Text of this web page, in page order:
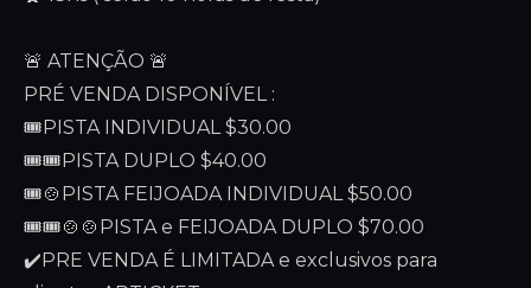
🚨 ATENÇÃO 🚨
PRÉ VENDA DISPONÍVEL :
🎟️PISTA INDIVIDUAL $30.00
🎟️🎟️PISTA DUPLO $40.00
🎟️🍲PISTA FEIJOADA INDIVIDUAL $50.00
🎟️🎟️🍲🍲PISTA e FEIJOADA DUPLO $70.00
✔️PRE VENDA É LIMITADA e exclusivos para